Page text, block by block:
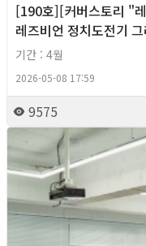
[190호][커버스토리 "
레즈비언 정치도전기
기간 : 4월
2026-05-08 17:59
9575